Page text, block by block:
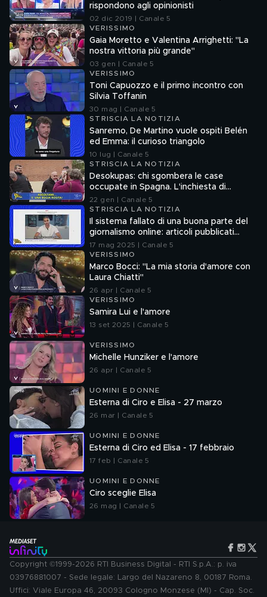
rispondono agli opinionisti
02 dic 2019 | Canale 5
VERISSIMO
Gaia Moretto e Valentina Arrighetti: "La
nostra vittoria più grande"
03 gen | Canale 5
VERISSIMO
Toni Capuozzo e il primo incontro con
Silvia Toffanin
30 mag | Canale 5
STRISCIA LA NOTIZIA
Sanremo, De Martino vuole ospiti Belén
ed Emma: il curioso triangolo
10 lug | Canale 5
STRISCIA LA NOTIZIA
Desokupas: chi sgombera le case
occupate in Spagna. L'inchiesta di
Francesco Mazza
22 gen | Canale 5
STRISCIA LA NOTIZIA
Il sistema fallato di una buona parte del
giornalismo online: articoli pubblicati
senza la verifica delle fonti
17 mag 2025 | Canale 5
VERISSIMO
Marco Bocci: "La mia storia d'amore con
Laura Chiatti"
26 apr | Canale 5
VERISSIMO
Samira Lui e l'amore
13 set 2025 | Canale 5
VERISSIMO
Michelle Hunziker e l'amore
26 apr | Canale 5
UOMINI E DONNE
Esterna di Ciro e Elisa - 27 marzo
26 mar | Canale 5
UOMINI E DONNE
Esterna di Ciro ed Elisa - 17 febbraio
17 feb | Canale 5
UOMINI E DONNE
Ciro sceglie Elisa
26 mag | Canale 5
Copyright ©1999-2026 RTI Business Digital - RTI S.p.A.: p. iva
03976881007 - Sede legale: Largo del Nazareno 8, 00187 Roma.
Uffici: Viale Europa 46, 20093 Cologno Monzese (MI) - Cap. Soc.